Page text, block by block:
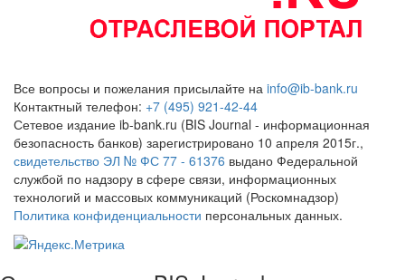
Все вопросы и пожелания присылайте на info@ib-bank.ru
Контактный телефон: +7 (495) 921-42-44
Сетевое издание ib-bank.ru (BIS Journal - информационная
безопасность банков) зарегистрировано 10 апреля 2015г.,
свидетельство ЭЛ № ФС 77 - 61376 выдано Федеральной
службой по надзору в сфере связи, информационных
технологий и массовых коммуникаций (Роскомнадзор)
Политика конфиденциальности персональных данных.